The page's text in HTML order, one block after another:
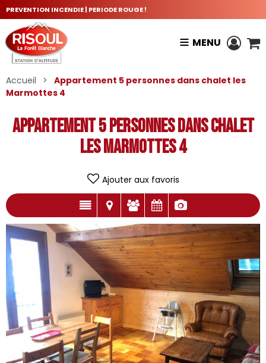
PREVENTION INCENDIE | PERIODE ROUGE !
MENU
Accueil >
Appartement 5 personnes dans chalet les
Marmottes 4
Appartement 5 personnes dans chalet
les Marmottes 4
Ajouter aux favoris